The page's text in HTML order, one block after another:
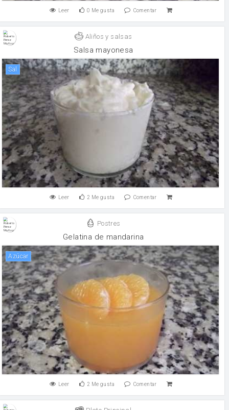
Leer 0 Me gusta Comentar
Aliños y salsas
Salsa mayonesa
sal
Leer 2 Me gusta Comentar
Postres
Gelatina de mandarina
Azúcar
Leer 2 Me gusta Comentar